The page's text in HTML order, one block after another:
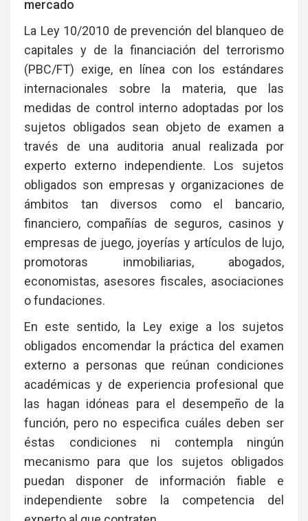
mercado
La Ley 10/2010 de prevención del blanqueo de
capitales y de la financiación del terrorismo
(PBC/FT) exige, en línea con los estándares
internacionales sobre la materia, que las
medidas de control interno adoptadas por los
sujetos obligados sean objeto de examen a
través de una auditoria anual realizada por
experto externo independiente. Los sujetos
obligados son empresas y organizaciones de
ámbitos tan diversos como el bancario,
financiero, compañías de seguros, casinos y
empresas de juego, joyerías y artículos de lujo,
promotoras inmobiliarias, abogados,
economistas, asesores fiscales, asociaciones
o fundaciones.
En este sentido, la Ley exige a los sujetos
obligados encomendar la práctica del examen
externo a personas que reúnan condiciones
académicas y de experiencia profesional que
las hagan idóneas para el desempeño de la
función, pero no especifica cuáles deben ser
éstas condiciones ni contempla ningún
mecanismo para que los sujetos obligados
puedan disponer de información fiable e
independiente sobre la competencia del